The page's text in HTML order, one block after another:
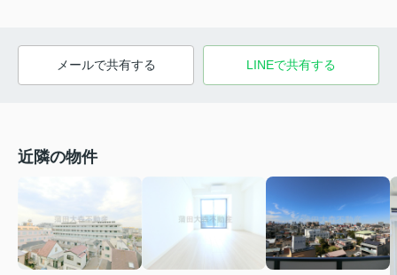
メールで共有する LINEで共有する
近隣の物件